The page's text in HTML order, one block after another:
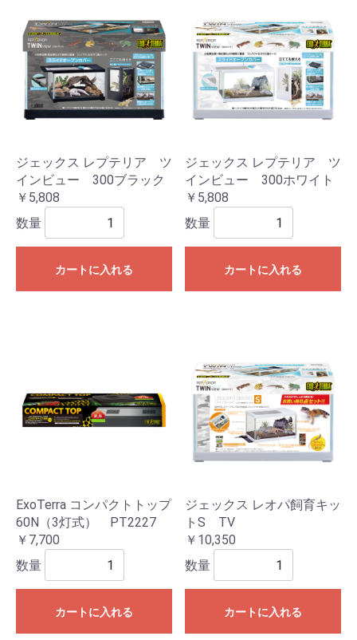
ジェックス レプテリア ツ
インビュー 300ブラック
￥5,808
数量
カートに入れる
ジェックス レプテリア ツ
インビュー 300ホワイト
￥5,808
数量
カートに入れる
ExoTerra コンパクトトップ
60N（3灯式） PT2227
￥7,700
数量
カートに入れる
ジェックス レオパ飼育キッ
トS TV
￥10,350
数量
カートに入れる